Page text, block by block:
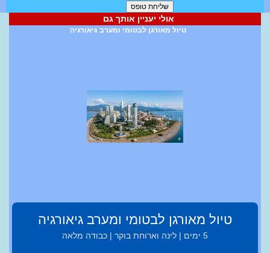
אולי יעניין אותך גם
טיול מאורגן לבטומי ומערב גיאורגיה
טיול מאורגן לבטומי ומערב גיאורגיה
5 ימים | לינה וארוחת בוקר | כבודה מלאה